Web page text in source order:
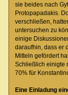
sie beides nach
Protopapadakis.
verschließen,
untersuchen zu
einige
daraufhin, dass er
Mitteln gefördert
Schließlich einigte
70% für
Eine Einladung